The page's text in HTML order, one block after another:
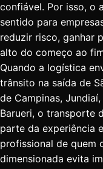
confiável. Por isso, o
sentido para
reduzir risco, ganhar
alto do começo ao
Quando a logística
trânsito na saída de
de Campinas,
Barueri, o transporte
parte da experiência
profissional de quem
dimensionada evita